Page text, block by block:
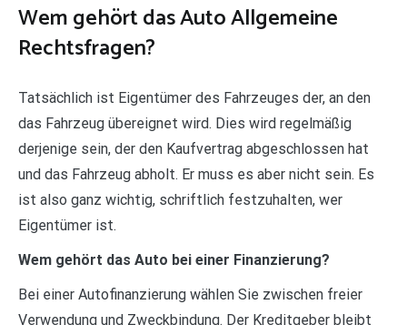
Wem gehört das Auto Allgemeine
Rechtsfragen?
Tatsächlich ist Eigentümer des Fahrzeuges der, an den
das Fahrzeug übereignet wird. Dies wird regelmäßig
derjenige sein, der den Kaufvertrag abgeschlossen hat
und das Fahrzeug abholt. Er muss es aber nicht sein. Es
ist also ganz wichtig, schriftlich festzuhalten, wer
Eigentümer ist.
Wem gehört das Auto bei einer Finanzierung?
Bei einer Autofinanzierung wählen Sie zwischen freier
Verwendung und Zweckbindung. Der Kreditgeber bleibt